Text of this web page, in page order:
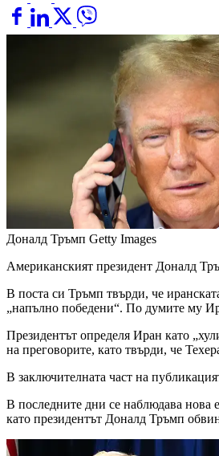
Доналд Тръмп Getty Images
Американският президент Доналд
В поста си Тръмп твърди, че
„напълно победени“. По думите му
Президентът определя Иран като
на преговорите, като твърди, че
В заключителната част на
В последните дни се наблюдава нова
като президентът Доналд Тръмп